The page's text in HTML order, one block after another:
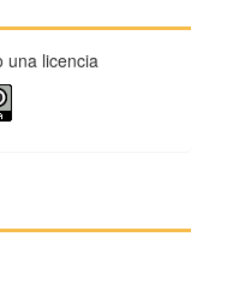
una licencia